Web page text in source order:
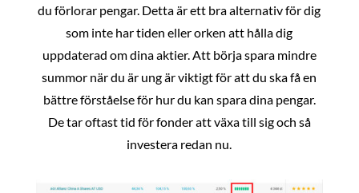
du förlorar pengar. Detta är ett bra alternativ för dig
som inte har tiden eller orken att hålla dig
uppdaterad om dina aktier. Att börja spara mindre
summor när du är ung är viktigt för att du ska få en
bättre förståelse för hur du kan spara dina pengar.
De tar oftast tid för fonder att växa till sig och så
investera redan nu.